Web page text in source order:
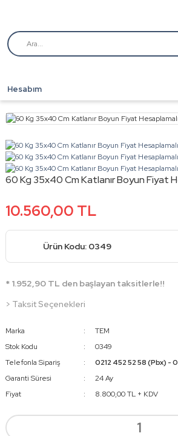
Hesabım
60 Kg 35x40 Cm Katlanır Boyun Fiyat
10.560,00 TL
Ürün Kodu: 0349
* 1.952,90 TL den başlayan taksitlerle!!
> Taksit Seçenekleri
Marka
TEM
Stok Kodu
0349
Telefonla Sipariş
0212 452 52 58 (Pbx) -
Garanti Süresi
24 Ay
Fiyat
8.800,00 TL + KDV